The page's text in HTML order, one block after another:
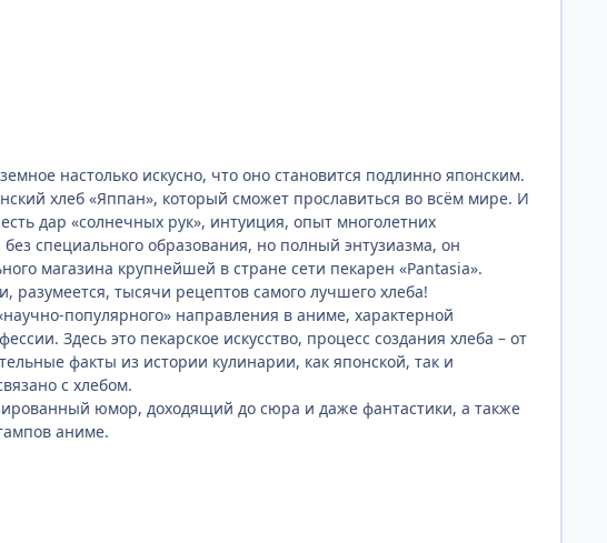
настолько искусно, что оно становится подлинно японским.
хлеб «Яппан», который сможет прославиться во всём мире. И
дар «солнечных рук», интуиция, опыт многолетних
специального образования, но полный энтузиазма, он
магазина крупнейшей в стране сети пекарен «Pantasia».
тысячи рецептов самого лучшего хлеба!
популярного» направления в аниме, характерной
Здесь это пекарское искусство, процесс создания хлеба – от
факты из истории кулинарии, как японской, так и
с хлебом.
юмор, доходящий до сюра и даже фантастики, а также
аниме.